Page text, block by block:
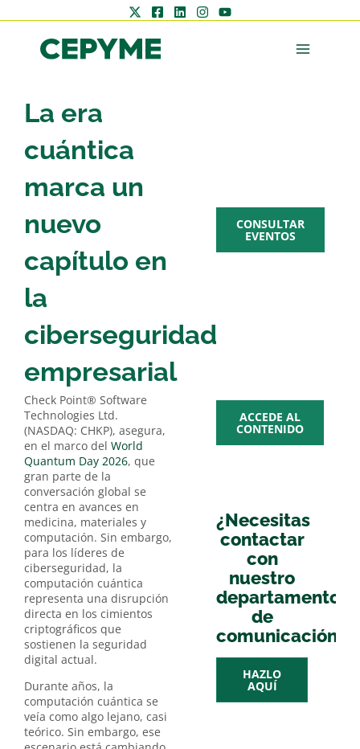
La era
cuántica
marca un
nuevo
capítulo en
la
ciberseguridad
empresarial
Check Point® Software
Technologies Ltd.
(NASDAQ: CHKP), asegura,
en el marco del World
Quantum Day 2026, que
gran parte de la
conversación global se
centra en avances en
medicina, materiales y
computación. Sin embargo,
para los líderes de
ciberseguridad, la
computación cuántica
representa una disrupción
directa en los cimientos
criptográficos que
sostienen la seguridad
digital actual.
Durante años, la
computación cuántica se
veía como algo lejano, casi
teórico. Sin embargo, ese
CONSULTAR
EVENTOS
ACCEDE AL
CONTENIDO
¿Necesitas
contactar
con
nuestro
departamento
de
comunicación?
HAZLO
AQUÍ